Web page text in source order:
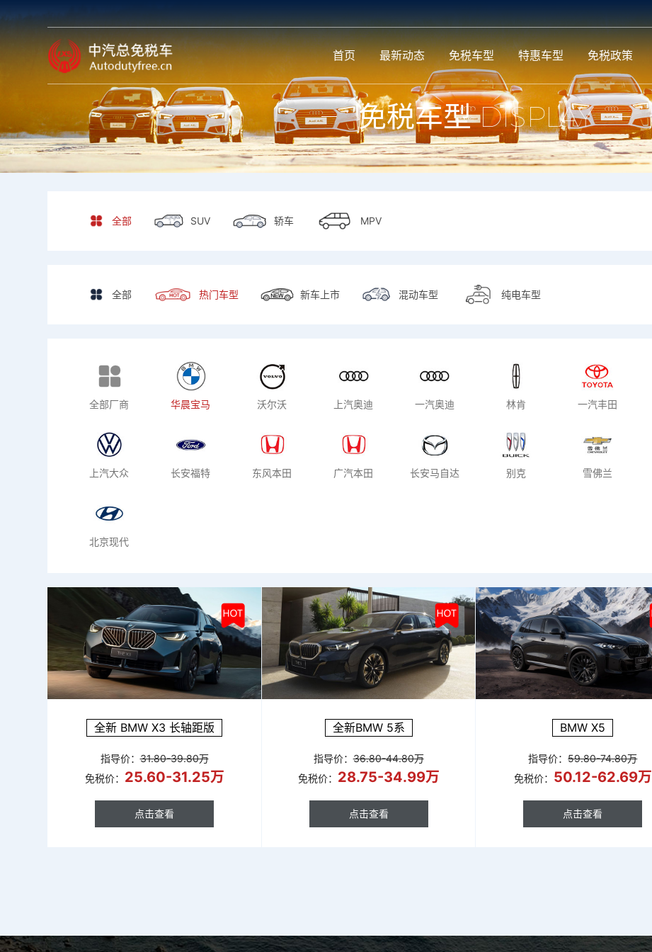
首页 最新动态 免税车型 特惠车型 免税政策
免税车型DISPLAY
全部
SUV
轿车
MPV
全部
热门车型
新车上市
混动车型
纯电车型
全部厂商 华晨宝马 沃尔沃 上汽奥迪 一汽奥迪 林肯 一汽丰田
上汽大众 长安福特 东风本田 广汽本田 长安马自达 别克 雪佛兰
北京现代
全新 BMW X3 长轴距版
指导价：31.80-39.80万
免税价： 25.60-31.25万
点击查看
全新BMW 5系
指导价：36.80-44.80万
免税价： 28.75-34.99万
点击查看
BMW X5
指导价：59.80-74.80万
免税价： 50.12-62.69万
点击查看